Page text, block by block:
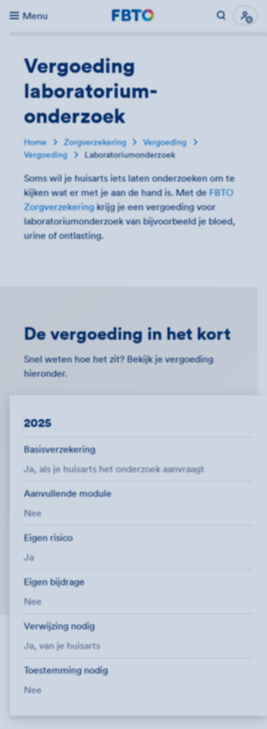
Menu
Direct naar...
Vergoeding
laboratorium­
onderzoek
Home Zorgverzekering
Vergoeding
Vergoeding
Laboratoriumonderzoek
Soms wil je huisarts iets laten onderzoeken om te
kijken wat er met je aan de hand is. Met deFBTO
Zorgverzekeringkrijg je een vergoeding voor
laboratoriumonderzoek van bijvoorbeeld je bloed,
urine of ontlasting.
De vergoeding in het kort
Snel weten hoe het zit? Bekijk je vergoeding
hieronder.
2025
Basisverzekering
Ja, als je huisarts het onderzoek aanvraagt
Aanvullende module
Nee
Eigen risico
Ja
Eigen bijdrage
Nee
Verwijzing nodig
Ja, van je huisarts
Toestemming nodig
Nee